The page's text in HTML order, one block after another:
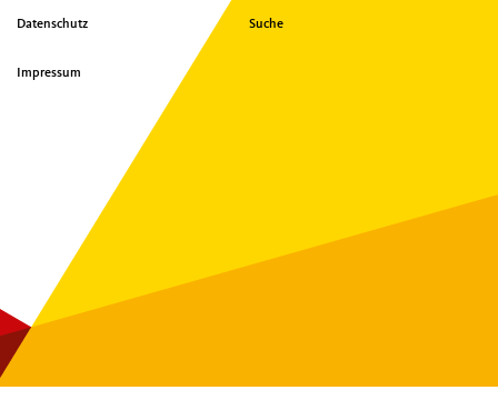
Datenschutz Suche
Impressum